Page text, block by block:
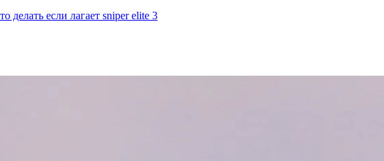
делать если лагает sniper elite 3